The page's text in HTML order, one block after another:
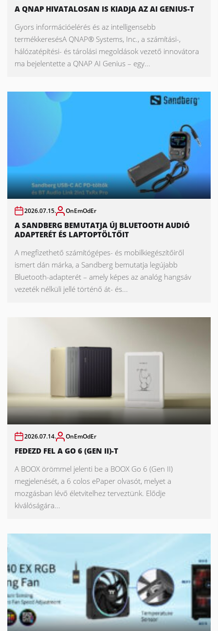
A QNAP HIVATALOSAN IS KIADJA AZ AI GENIUS-T
Gyors információelérés és az intelligensebb
termékkeresésA QNAP® Systems, Inc., a számítási-,
hálózatépítési- és tárolási megoldások vezető innovátora
ma bejelentette a QNAP AI Genius – egy...
2026.07.15. OnEmOdEr
A SANDBERG BEMUTATJA ÚJ BLUETOOTH AUDIÓ
ADAPTERÉT ÉS LAPTOPTÖLTŐIT
A megfizethető számítógépes- és mobilkiegészítőiről
ismert dán márka, a Sandberg bemutatja legújabb
Bluetooth-adapterét – amely képes az analóg hangsáv
vezeték nélküli jellé történő át- és...
2026.07.14. OnEmOdEr
FEDEZD FEL A GO 6 (GEN II)-T
A BOOX örömmel jelenti be a BOOX Go 6 (Gen II)
megjelenését, a 6 colos ePaper olvasót, melyet a
mozgásban lévő életvitelhez terveztünk. Elődje
kiválóságára...